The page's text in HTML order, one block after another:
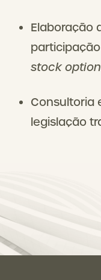
Elaboração
stock
Consultoria
legislação